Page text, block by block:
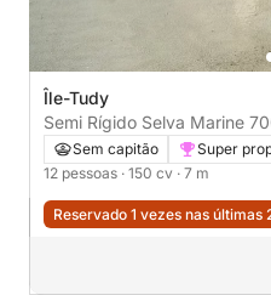
Île-Tudy
Sem capitão Super
12 pessoas · 150 cv · 7 m
Reservado 1 vezes nas últimas